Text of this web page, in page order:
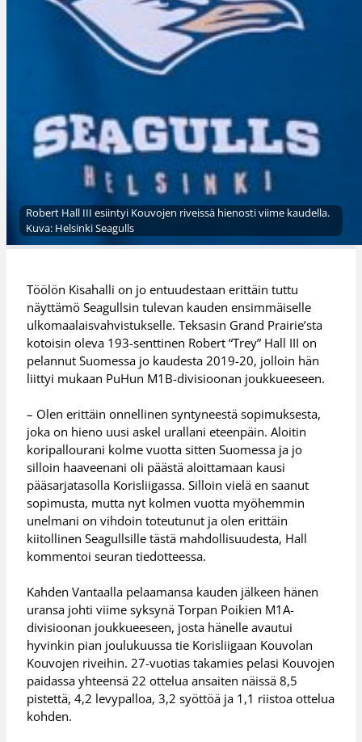
Robert Hall III esiintyi Kouvojen riveissä hienosti viime kaudella.
Kuva: Helsinki Seagulls
Töölön Kisahalli on jo entuudestaan erittäin tuttu
näyttämö Seagullsin tulevan kauden ensimmäiselle
ulkomaalaisvahvistukselle. Teksasin Grand Prairie’sta
kotoisin oleva 193-senttinen Robert “Trey” Hall III on
pelannut Suomessa jo kaudesta 2019-20, jolloin hän
liittyi mukaan PuHun M1B-divisioonan joukkueeseen.
– Olen erittäin onnellinen syntyneestä sopimuksesta,
joka on hieno uusi askel urallani eteenpäin. Aloitin
koripallourani kolme vuotta sitten Suomessa ja jo
silloin haaveenani oli päästä aloittamaan kausi
pääsarjatasolla Korisliigassa. Silloin vielä en saanut
sopimusta, mutta nyt kolmen vuotta myöhemmin
unelmani on vihdoin toteutunut ja olen erittäin
kiitollinen Seagullsille tästä mahdollisuudesta, Hall
kommentoi seuran tiedotteessa.
Kahden Vantaalla pelaamansa kauden jälkeen hänen
uransa johti viime syksynä Torpan Poikien M1A-
divisioonan joukkueeseen, josta hänelle avautui
hyvinkin pian joulukuussa tie Korisliigaan Kouvolan
Kouvojen riveihin. 27-vuotias takamies pelasi Kouvojen
paidassa yhteensä 22 ottelua ansaiten näissä 8,5
pistettä, 4,2 levypalloa, 3,2 syöttöä ja 1,1 riistoa ottelua
kohden.